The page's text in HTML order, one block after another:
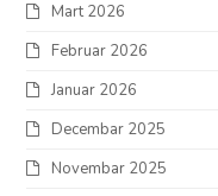
Mart 2026
Februar 2026
Januar 2026
Decembar 2025
Novembar 2025